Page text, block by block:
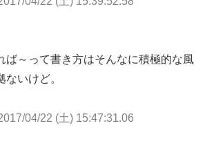
ば～って書き方はそんなに積極的な風
いけど。
04/22 (土) 15:47:31.06